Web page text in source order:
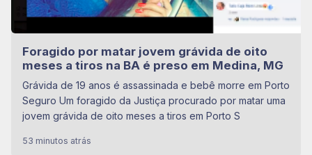
Foragido por matar jovem grávida de oito
meses a tiros na BA é preso em Medina, MG
Grávida de 19 anos é assassinada e bebê morre em Porto
Seguro Um foragido da Justiça procurado por matar uma
jovem grávida de oito meses a tiros em Porto S
53 minutos atrás